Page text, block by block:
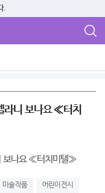
.
라니 보나요 ≪터치
보나요 ≪터치미텔≫
미술작품 어린이전시